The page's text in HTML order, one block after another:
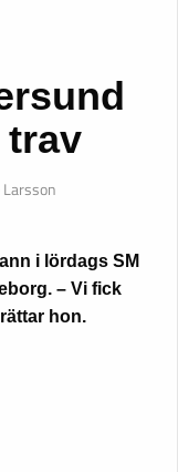
trav
i lördags SM
– Vi fick
hon.